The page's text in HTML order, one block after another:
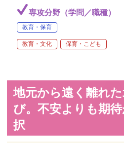
専攻分野（学問／職種）
教育・保育
教育・文化 保育・こども
地元から遠く離れ
び。不安よりも期
択